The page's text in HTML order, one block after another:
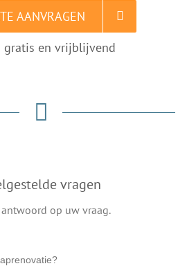
AANVRAGEN
gratis en vrijblijvend
vragen
antwoord op uw vraag.